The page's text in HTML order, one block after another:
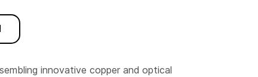
innovative copper and optical